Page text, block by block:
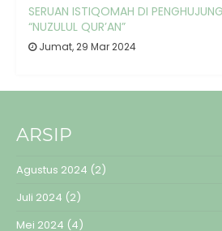
SERUAN ISTIQOMAH DI
“NUZULUL QUR’AN”
Jumat, 29 Mar 2024
ARSIP
Agustus 2024 (2)
Juli 2024 (2)
Mei 2024 (4)